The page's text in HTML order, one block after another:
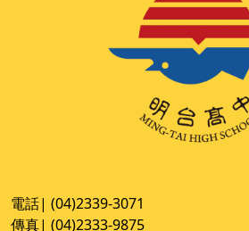
電話| (04)2339-3071
傳真| (04)2333-9875